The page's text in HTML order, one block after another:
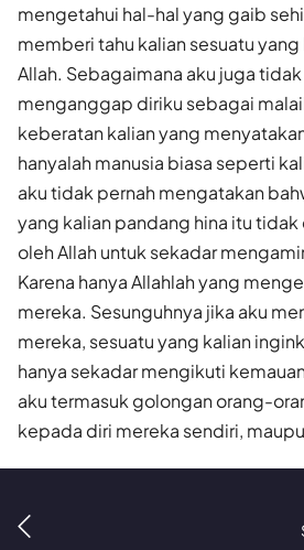
mengetahui hal-hal yang gaib
memberi tahu kalian sesuatu
Allah. Sebagaimana aku juga
menganggap diriku sebagai
keberatan kalian yang
hanyalah manusia biasa seperti
aku tidak pernah mengatakan
yang kalian pandang hina itu
oleh Allah untuk sekadar
Karena hanya Allahlah yang
mereka. Sesunguhnya jika aku
mereka, sesuatu yang kalian
hanya sekadar mengikuti
aku termasuk golongan orang-
kepada diri mereka sendiri,